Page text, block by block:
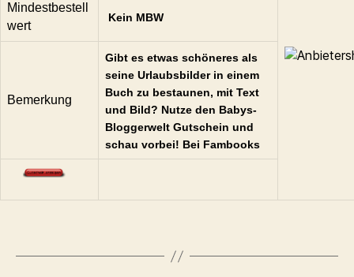
Mindestbestell
wert
Kein MBW
Bemerkung
Gibt es etwas schöneres als
seine Urlaubsbilder in einem
Buch zu bestaunen, mit Text
und Bild? Nutze den Babys-
Bloggerwelt Gutschein und
schau vorbei! Bei Fambooks